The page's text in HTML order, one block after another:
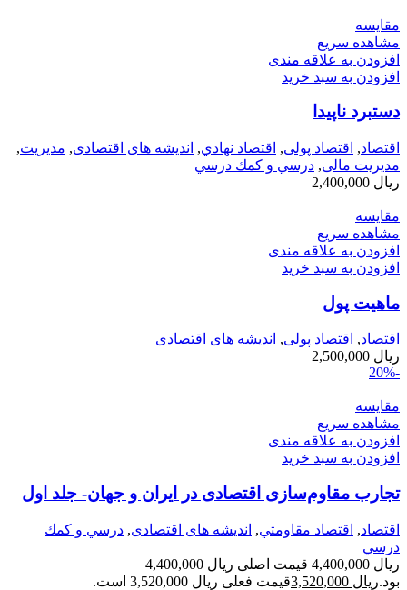
مقایسه
مشاهده سریع
افزودن به علاقه مندی
افزودن به سبد خرید
دستبرد ناپيدا
اقتصاد, اقتصاد پولی, اقتصاد نهادي, اندیشه های اقتصادی, مديريت,
مدیریت مالی, درسي و كمك درسي
ریال
مقایسه
مشاهده سریع
افزودن به علاقه مندی
افزودن به سبد خرید
ماهیت پول
اقتصاد, اقتصاد پولی, اندیشه های اقتصادی
ریال
-20%
مقایسه
مشاهده سریع
افزودن به علاقه مندی
افزودن به سبد خرید
تجارب مقاوم‌سازی اقتصادی در ایران و جهان- جلد اول
اقتصاد, اقتصاد مقاومتي, اندیشه های اقتصادی, درسي و كمك
درسي
ریال4,400,000
قیمت اصلی ریال 4,400,000
بود.ریال قیمت فعلی ریال 3,520,000 است.